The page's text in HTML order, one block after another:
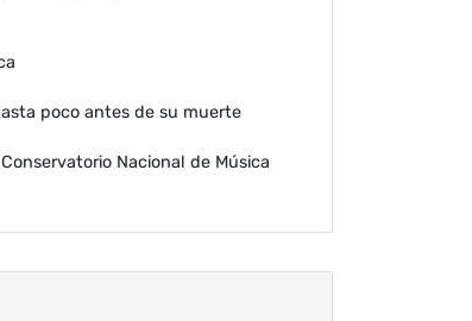
poco antes de su muerte
Nacional de Música